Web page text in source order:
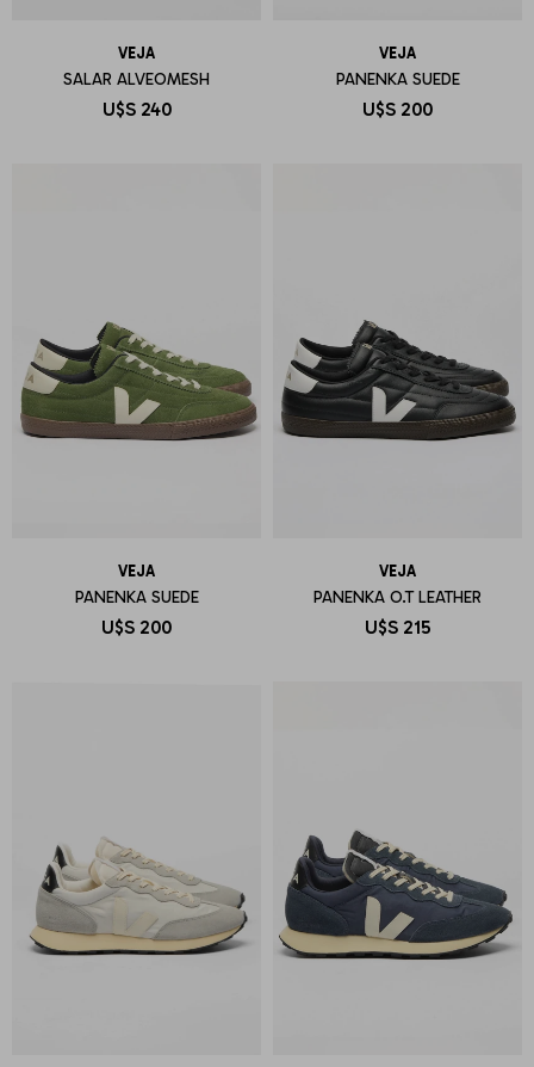
VEJA
SALAR ALVEOMESH
U$S 240
VEJA
PANENKA SUEDE
U$S 200
VEJA
PANENKA SUEDE
U$S 200
VEJA
PANENKA O.T LEATHER
U$S 215